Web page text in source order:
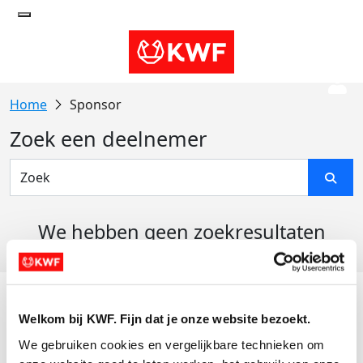
Welkom bij KWF. Fijn dat je onze website bezoekt.
We gebruiken cookies en vergelijkbare technieken om
Sponsor
Zoek een deelnemer
We hebben geen zoekresultaten
Actiematerialen
Evenementen